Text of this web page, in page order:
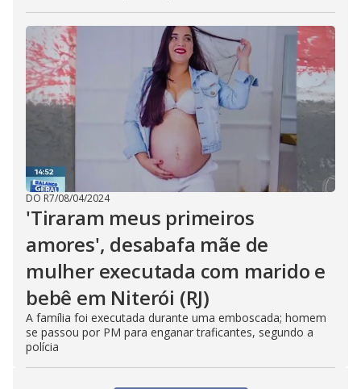
DO R7/08/04/2024
'Tiraram meus primeiros
amores', desabafa mãe de
mulher executada com marido e
bebê em Niterói (RJ)
A família foi executada durante uma emboscada; homem
se passou por PM para enganar traficantes, segundo a
polícia